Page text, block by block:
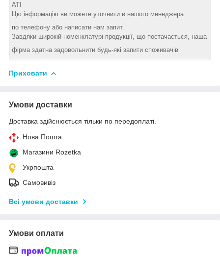
АТІ
Цю інформацію ви можете уточнити в нашого менеджера
по телефону або написати нам запит.
Завдяки широкій номенклатурі продукції, що постачається, наша
фірма здатна задовольнити будь-які запити споживачів
Приховати
Умови доставки
Доставка здійснюється тільки по передоплаті.
Нова Пошта
Магазини Rozetka
Укрпошта
Самовивіз
Всі умови доставки
Умови оплати